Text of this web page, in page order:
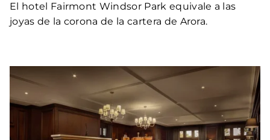
El hotel Fairmont Windsor Park equivale a las
joyas de la corona de la cartera de Arora.